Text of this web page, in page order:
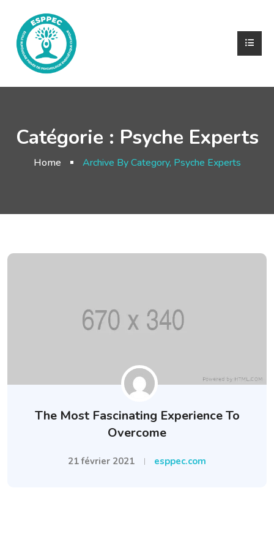
Catégorie : Psyche Experts
Home Archive By Category, Psyche Experts
The Most Fascinating Experience To
Overcome
21 février 2021 esppec.com